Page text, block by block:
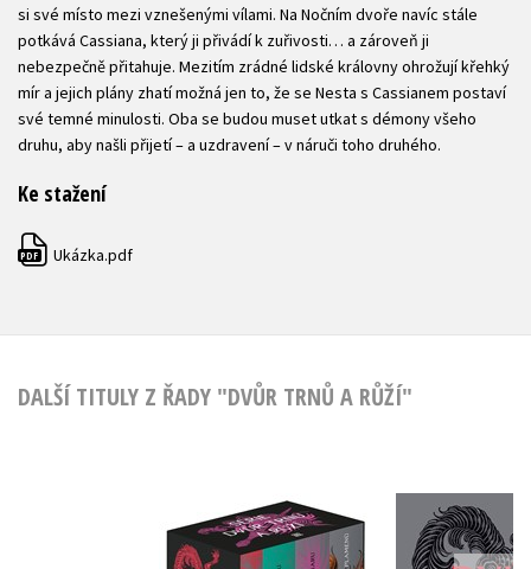
si své místo mezi vznešenými vílami. Na Nočním dvoře navíc stále
potkává Cassiana, který ji přivádí k zuřivosti… a zároveň ji
nebezpečně přitahuje. Mezitím zrádné lidské královny ohrožují křehký
mír a jejich plány zhatí možná jen to, že se Nesta s Cassianem postaví
své temné minulosti. Oba se budou muset utkat s démony všeho
druhu, aby našli přijetí – a uzdravení – v náruči toho druhého.
Ke stažení
PDF Ukázka.pdf
DALŠÍ TITULY Z ŘADY "DVŮR TRNŮ A RŮŽÍ"
Dvůr trnů a růží -
box 1-4
Dvůr